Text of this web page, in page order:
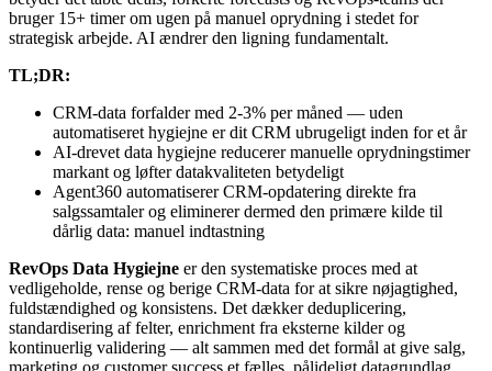
bruger 15+ timer om ugen på manuel oprydning i stedet for
strategisk arbejde. AI ændrer den ligning fundamentalt.
TL;DR:
CRM-data forfalder med 2-3% per måned — uden
automatiseret hygiejne er dit CRM ubrugeligt inden for et år
AI-drevet data hygiejne reducerer manuelle oprydningstimer
markant og løfter datakvaliteten betydeligt
Agent360 automatiserer CRM-opdatering direkte fra
salgssamtaler og eliminerer dermed den primære kilde til
dårlig data: manuel indtastning
RevOps Data Hygiejne er den systematiske proces med at
vedligeholde, rense og berige CRM-data for at sikre nøjagtighed,
fuldstændighed og konsistens. Det dækker deduplicering,
standardisering af felter, enrichment fra eksterne kilder og
kontinuerlig validering — alt sammen med det formål at give salg,
marketing og customer success et fælles, pålideligt datagrundlag.